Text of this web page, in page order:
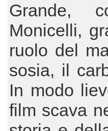
Grande,
Monicelli,
ruolo del
sosia, il
In modo
film scava